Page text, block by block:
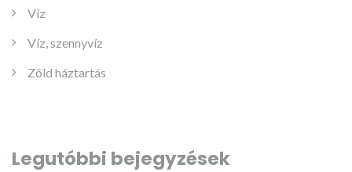
Víz
Víz, szennyvíz
Zöld háztartás
Legutóbbi bejegyzések